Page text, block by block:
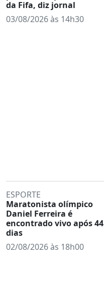
da Fifa, diz jornal
03/08/2026 às 14h30
ESPORTE
Maratonista olímpico
Daniel Ferreira é
encontrado vivo após 44
dias
02/08/2026 às 18h00